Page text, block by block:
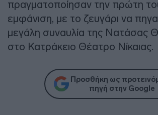
πραγματοποίησαν την πρώτη
εμφάνιση, με το ζευγάρι να
μεγάλη συναυλία της Νατάσας
στο Κατράκειο Θέατρο Νίκαιας.
Προσθήκη ως
πηγή στην Google